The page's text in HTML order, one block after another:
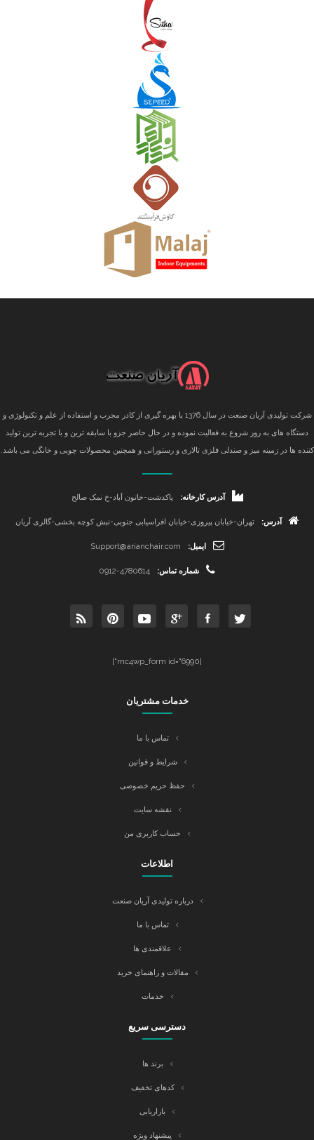
شرکت تولیدی آریان صنعت در سال 1376 با بهره گیری از کادر مجرب و استفاده از علم و تکنولوژی و
دستگاه های به روز شروع به فعالیت نموده و در حال حاضر جزو با سابقه ترین و با تجربه ترین تولید
کننده ها در زمینه میز و صندلی فلزی تالاری و رستورانی و همچنین محصولات چوبی و خانگی می باشد.
آدرس کارخانه: پاکدشت-خاتون آباد-خ نمک صالح
آدرس: تهران-خیابان پیروزی-خیابان افراسیابی جنوبی-نبش کوچه بخشی-گالری آریان
ایمیل: Support@arianchair.com
شماره تماس: 0912-4780614
[mc4wp_form id="6990"]
خدمات مشتریان
تماس با ما
شرایط و قوانین
حفظ حریم خصوصی
نقشه سایت
حساب کاربری من
اطلاعات
درباره تولیدی آریان صنعت
تماس با ما
علاقمندی ها
مقالات و راهنمای خرید
خدمات
دسترسی سریع
برند ها
کدهای تخفیف
بازاریابی
پیشنهاد ویژه